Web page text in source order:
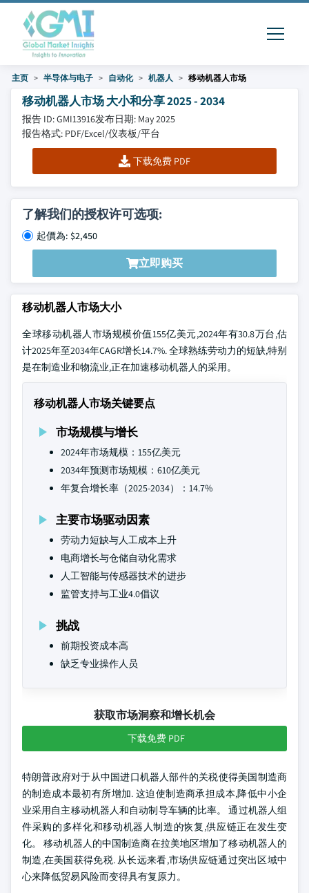
主页 半导体与电子 自动化 机器人 移动机器人市场
移动机器人市场 大小和分享 2025 - 2034
报告 ID: GMI13916发布日期: May 2025
报告格式: PDF/Excel/仪表板/平台
下载免费 PDF
了解我们的授权许可选项:
起價為: $2,450
立即购买
移动机器人市场大小
全球移动机器人市场规模价值155亿美元,2024年有30.8万台,估
计2025年至2034年CAGR增长14.7%. 全球熟练劳动力的短缺,特别
是在制造业和物流业,正在加速移动机器人的采用。
移动机器人市场关键要点
市场规模与增长
2024年市场规模：155亿美元
2034年预测市场规模：610亿美元
年复合增长率（2025-2034）：14.7%
主要市场驱动因素
劳动力短缺与人工成本上升
电商增长与仓储自动化需求
人工智能与传感器技术的进步
监管支持与工业4.0倡议
挑战
前期投资成本高
缺乏专业操作人员
获取市场洞察和增长机会
下载免费 PDF
特朗普政府对于从中国进口机器人部件的关税使得美国制造商
的制造成本最初有所增加. 这迫使制造商承担成本,降低中小企
业采用自主移动机器人和自动制导车辆的比率。 通过机器人组
件采购的多样化和移动机器人制造的恢复,供应链正在发生变
化。 移动机器人的中国制造商在拉美地区增加了移动机器人的
制造,在美国获得免税. 从长远来看,市场供应链通过突出区域中
心来降低贸易风险而变得具有复原力。